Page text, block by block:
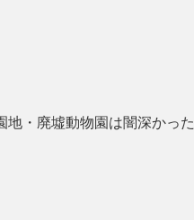
地・廃墟動物園は闇深かった